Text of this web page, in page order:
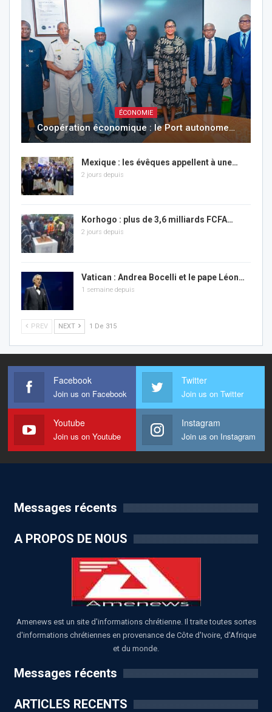
ÉCONOMIE
Coopération économique : le Port autonome…
Mexique : les évêques appellent à une…
2 jours depuis
Korhogo : plus de 3,6 milliards FCFA…
2 jours depuis
Vatican : Andrea Bocelli et le pape Léon…
1 semaine depuis
PREV NEXT 1 De 315
Facebook
Join us on Facebook
Twitter
Join us on Twitter
Youtube
Join us on Youtube
Instagram
Join us on Instagram
Messages récents
A PROPOS DE NOUS
Amenews est un site d'informations chrétienne. Il traite toutes sortes
d'informations chrétiennes en provenance de Côte d'Ivoire, d'Afrique
et du monde.
Messages récents
ARTICLES RECENTS